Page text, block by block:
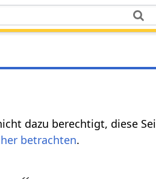
dazu berechtigt, diese
betrachten.